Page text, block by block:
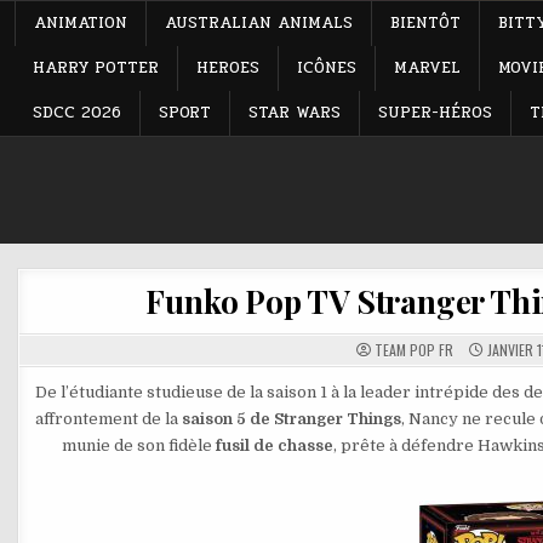
ANIMATION AUSTRALIAN ANIMALS BIENTÔT
HARRY POTTER
HEROES ICÔNES MARVEL
SDCC 2026
SPORT STAR WARS SUPER-HÉROS
Funko Pop TV Stranger
TEAM POP FR JANVIER
De l’étudiante studieuse de la saison 1 à la leader intrépide des
affrontement de la saison 5 de Stranger Things, Nancy ne
munie de son fidèlefusil de chasse, prête à défendre